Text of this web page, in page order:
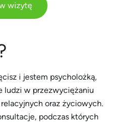
wizytę
i jestem psycholożką,
ludzi w przezwyciężaniu
oraz życiowych.
podczas których